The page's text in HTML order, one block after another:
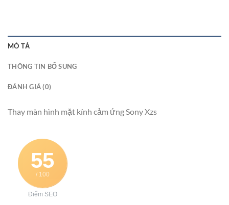
MÔ TẢ
THÔNG TIN BỔ SUNG
ĐÁNH GIÁ (0)
Thay màn hình mặt kính cảm ứng Sony Xzs
55
/ 100
Điểm SEO